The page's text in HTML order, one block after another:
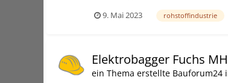
9. Mai 2023 rohstoffindustrie
Elektrobagger Fuchs
ein Thema erstellte Bauforum24